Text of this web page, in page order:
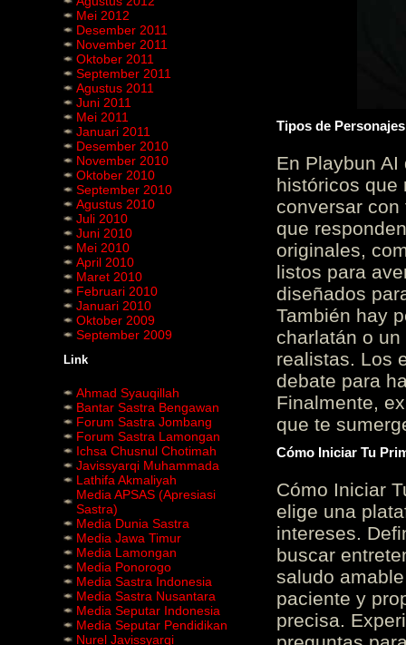
Mei 2012
Desember 2011
November 2011
Oktober 2011
September 2011
Agustus 2011
Juni 2011
Mei 2011
Januari 2011
Desember 2010
November 2010
Oktober 2010
September 2010
Agustus 2010
Juli 2010
Juni 2010
Mei 2010
April 2010
Maret 2010
Februari 2010
Januari 2010
Oktober 2009
September 2009
Link
Ahmad Syauqillah
Bantar Sastra Bengawan
Forum Sastra Jombang
Forum Sastra Lamongan
Ichsa Chusnul Chotimah
Javissyarqi Muhammada
Lathifa Akmaliyah
Media APSAS (Apresiasi
Sastra)
Media Dunia Sastra
Media Jawa Timur
Media Lamongan
Media Ponorogo
Media Sastra Indonesia
Media Sastra Nusantara
Media Seputar Indonesia
Media Seputar Pendidikan
Nurel Javissyarqi
Tipos de
En Playbun
históricos que
conversar
que
originales,
listos para
diseñados
También hay
charlatán o
realistas. Los
debate para
Finalmente,
que te
Cómo Iniciar Tu
Cómo Iniciar
elige una
intereses.
buscar
saludo
paciente y
precisa.